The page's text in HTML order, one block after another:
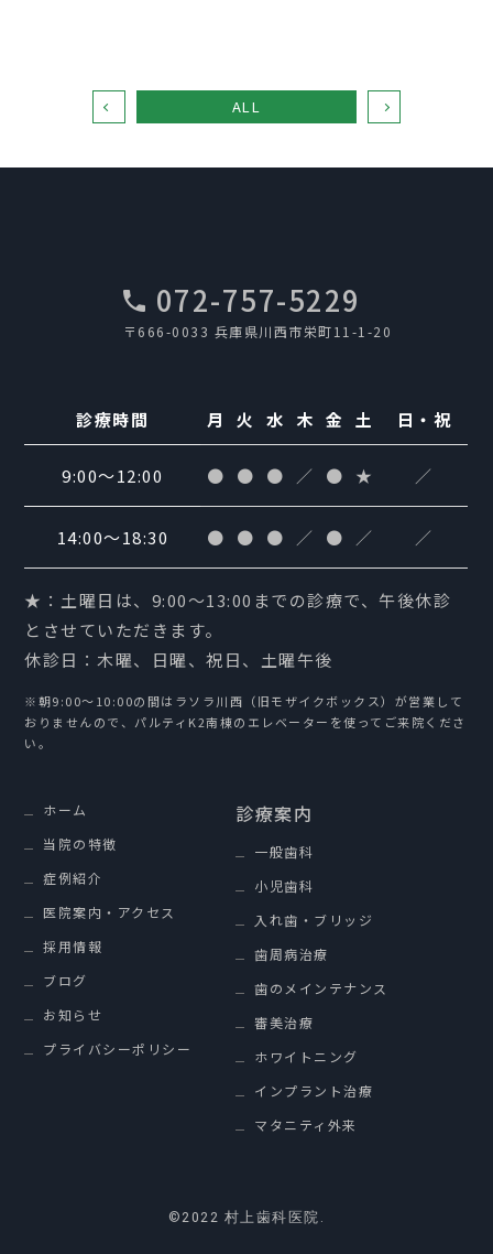
ALL
072-757-5229
〒666-0033 兵庫県川西市栄町11-1-20
診療時間 月 火 水 木 金 土 日・祝
9:00〜12:00 ● ● ● ／ ● ★ ／
14:00〜18:30 ● ● ● ／ ● ／ ／
★：土曜日は、9:00〜13:00までの診療で、午後休診
とさせていただきます。
休診日：木曜、日曜、祝日、土曜午後
※朝9:00～10:00の間はラソラ川西（旧モザイクボックス）が営業して
おりませんので、パルティK2南棟のエレベーターを使ってご来院くださ
い。
ホーム
当院の特徴
症例紹介
医院案内・アクセス
採用情報
ブログ
お知らせ
プライバシーポリシー
診療案内
一般歯科
小児歯科
入れ歯・ブリッジ
歯周病治療
歯のメインテナンス
審美治療
ホワイトニング
インプラント治療
マタニティ外来
©2022 村上歯科医院.